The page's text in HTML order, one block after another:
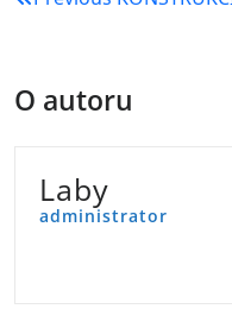
O autoru
Laby
administrator